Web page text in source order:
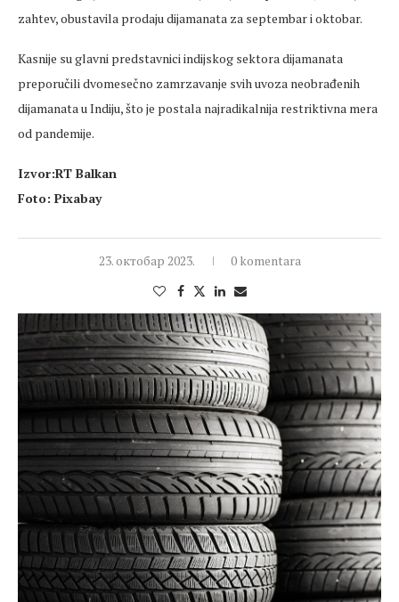
zahtev, obustavila prodaju dijamanata za septembar i oktobar.
Kasnije su glavni predstavnici indijskog sektora dijamanata
preporučili dvomesečno zamrzavanje svih uvoza neobrađenih
dijamanata u Indiju, što je postala najradikalnija restriktivna mera
od pandemije.
Izvor:RT Balkan
Foto: Pixabay
23. октобар 2023. 0 komentara